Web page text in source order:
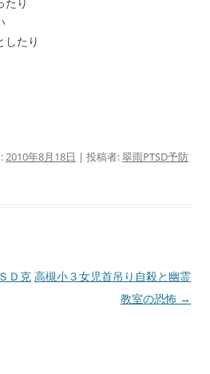
したり
2010年8月18日 | 投稿者:翠雨PTSD予防
Ｄ克 高槻小３女児首吊り自殺と幽霊
教室の恐怖 →